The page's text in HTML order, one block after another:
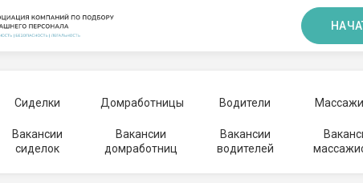
Сиделки Домработницы Водители
Вакансии
сиделок
Вакансии
домработниц
Вакансии
водителей